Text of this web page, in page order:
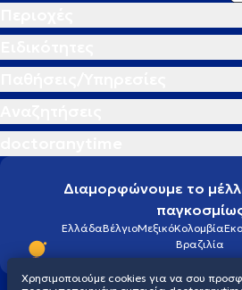
Διαμορφώνουμε το
ΕλλάδαΒέλγιοΜεξικόΚολομβία
Βραζιλία
Χρησιμοποιούμε cookies για να σου